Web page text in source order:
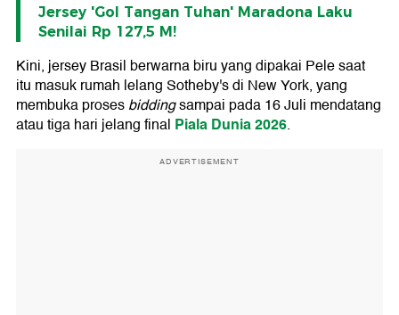
Jersey 'Gol Tangan Tuhan' Maradona Laku
Senilai Rp 127,5 M!
Kini, jersey Brasil berwarna biru yang dipakai Pele saat
itu masuk rumah lelang Sotheby's di New York, yang
membuka prosesbiddingsampai pada 16 Juli mendatang
atau tiga hari jelang final Piala Dunia 2026.
ADVERTISEMENT